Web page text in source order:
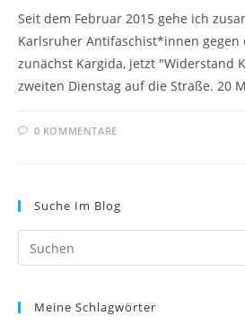
Seit dem Februar 2015 gehe ich
Karlsruher Antifaschist*innen gegen
zunächst Kargida, jetzt "Widerstand
zweiten Dienstag auf die Straße. 20
0 KOMMENTARE
Suche Im Blog
Meine Schlagwörter